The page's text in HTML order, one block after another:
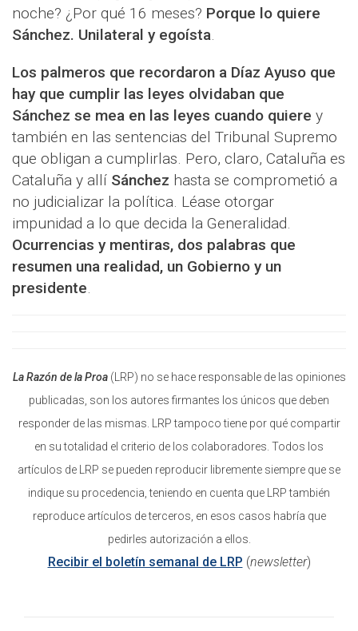
noche? ¿Por qué 16 meses? Porque lo quiere
Sánchez. Unilateral y egoísta.
Los palmeros que recordaron a Díaz Ayuso que
hay que cumplir las leyes olvidaban que
Sánchez se mea en las leyes cuando quiere y
también en las sentencias del Tribunal Supremo
que obligan a cumplirlas. Pero, claro, Cataluña es
Cataluña y allí Sánchez hasta se comprometió a
no judicializar la política. Léase otorgar
impunidad a lo que decida la Generalidad.
Ocurrencias y mentiras, dos palabras que
resumen una realidad, un Gobierno y un
presidente.
La Razón de la Proa(LRP) no se hace responsable de las opiniones
publicadas, son los autores firmantes los únicos que deben
responder de las mismas. LRP tampoco tiene por qué compartir
en su totalidad el criterio de los colaboradores. Todos los
artículos de LRP se pueden reproducir libremente siempre que se
indique su procedencia, teniendo en cuenta que LRP también
reproduce artículos de terceros, en esos casos habría que
pedirles autorización a ellos.
Recibir el boletín semanal de LRP (newsletter)